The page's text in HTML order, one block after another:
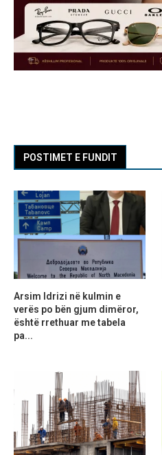
POSTIMET E FUNDIT
Arsim Idrizi në kulmin e
verës po bën gjum dimëror,
është rrethuar me tabela
pa...